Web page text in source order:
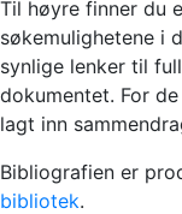
Til høyre finner du
søkemulighetene i
synlige lenker til
dokumentet. For
lagt inn
Bibliografien er
bibliotek.